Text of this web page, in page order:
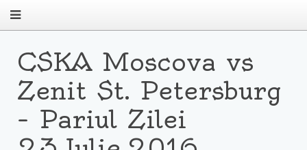
CSKA Moscova vs
Zenit St. Petersburg
– Pariul Zilei